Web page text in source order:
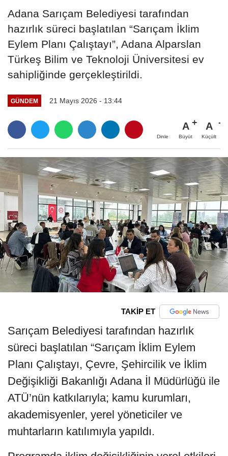
Adana Sarıçam Belediyesi tarafından
hazırlık süreci başlatılan “Sarıçam İklim
Eylem Planı Çalıştayı”, Adana Alparslan
Türkeş Bilim ve Teknoloji Üniversitesi ev
sahipliğinde gerçekleştirildi.
GÜNDEM 21 Mayıs 2026 - 13:44
Dinle
A
Büyüt
A
Küçült
TAKİP ET
Sarıçam Belediyesi tarafından hazırlık
süreci başlatılan “Sarıçam İklim Eylem
Planı Çalıştayı, Çevre, Şehircilik ve İklim
Değişikliği Bakanlığı Adana İl Müdürlüğü ile
ATÜ’nün katkılarıyla; kamu kurumları,
akademisyenler, yerel yöneticiler ve
muhtarların katılımıyla yapıldı.